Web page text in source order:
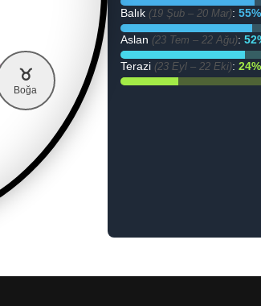
♉
Boğa
Balık (19 Şub – 20 Mar):55%
Aslan (23 Tem – 22 Ağu):
Terazi (23 Eyl – 22 Eki):24%